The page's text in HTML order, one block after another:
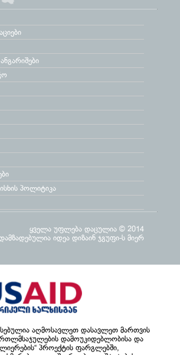
პოლიტიკა
ყველა უფლება დაცულია © 2014
იდეა დიზაინ ჯგუფი-ს მიერ
აღმოსავლეთ დასავლეთ მართვის
დამოუკიდებლობისა და
პროექტის ფარგლებში,